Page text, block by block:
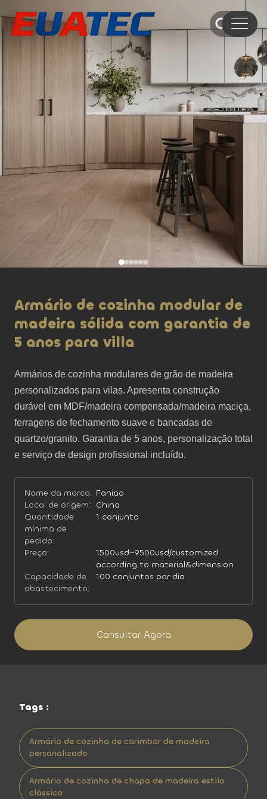
Armário de cozinha modular de
madeira sólida com garantia de
5 anos para villa
Armários de cozinha modulares de grão de madeira
personalizados para vilas. Apresenta construção
durável em MDF/madeira compensada/madeira maciça,
ferragens de fechamento suave e bancadas de
quartzo/granito. Garantia de 5 anos, personalização total
e serviço de design profissional incluído.
Nome da marca: Faniao
Local de origem: China
Quantidade
mínima de
pedido:
1 conjunto
Preço:
1500usd~9500usd/customized
according to material&dimension
Capacidade de
abastecimento:
100 conjuntos por dia
Consultar Agora
Tags :
Armário de cozinha de carimbar de madeira
personalizado
Armário de cozinha de chapa de madeira estilo
clássico